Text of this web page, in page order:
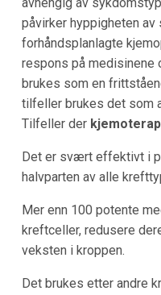
påvirker hyppigheten av
forhåndsplanlagte
respons på medisinene
brukes som en
tilfeller brukes det som
Tilfeller der
Det er svært effektivt i
halvparten av alle
Mer enn 100 potente
kreftceller, redusere
veksten i kroppen.
Det brukes etter andre